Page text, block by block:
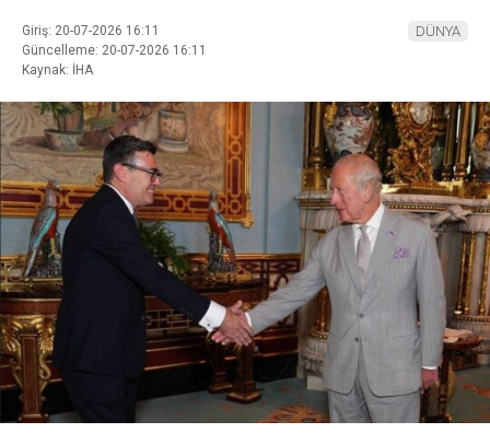
Giriş: 20-07-2026 16:11
Güncelleme: 20-07-2026 16:11
Kaynak: İHA
DÜNYA